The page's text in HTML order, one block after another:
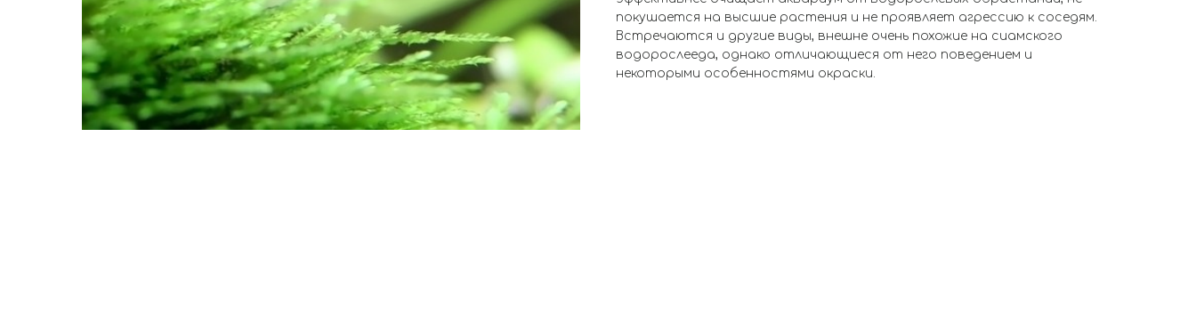
покушается на высшие растения и не проявляет агрессию к соседям.
Встречаются и другие виды, внешне очень похожие на сиамского
водорослееда, однако отличающиеся от него поведением и
некоторыми особенностями окраски.